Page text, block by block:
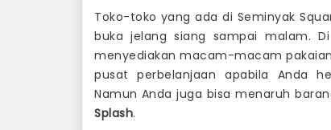
Toko-toko yang ada di Seminyak
buka jelang siang sampai malam.
menyediakan macam-macam
pusat perbelanjaan apabila Anda
Namun Anda juga bisa menaruh
Splash.